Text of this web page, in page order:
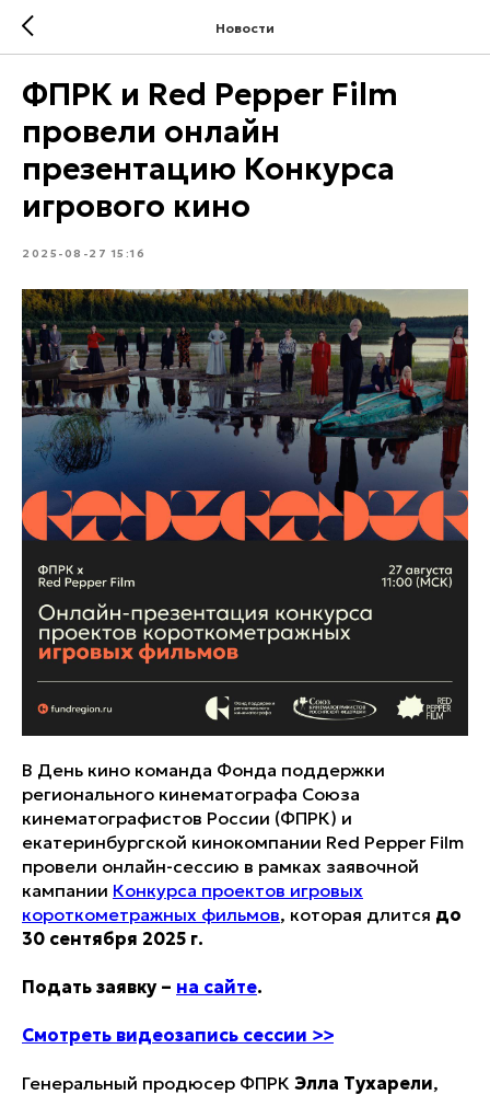
Новости
ФПРК и Red Pepper Film
провели онлайн
презентацию Конкурса
игрового кино
2025-08-27 15:16
В День кино команда Фонда поддержки
регионального кинематографа Союза
кинематографистов России (ФПРК) и
екатеринбургской кинокомпании Red Pepper Film
провели онлайн-сессию в рамках заявочной
кампании Конкурса проектов игровых
короткометражных фильмов, которая длится до
30 сентября 2025 г.
Подать заявку – на сайте.
Смотреть видеозапись сессии >>
Генеральный продюсер ФПРК Элла Тухарели,